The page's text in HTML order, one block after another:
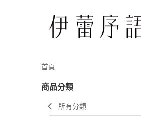
首頁
商品分類
所有分類